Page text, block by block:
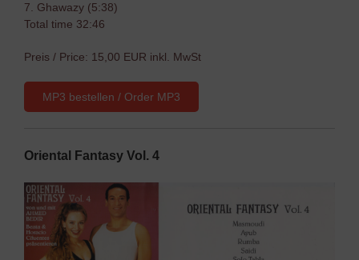
7. Ghawazy (5:38)
Total time 32:46
Preis / Price: 15,00 EUR inkl. MwSt
MP3 bestellen / Order MP3
Oriental Fantasy Vol. 4